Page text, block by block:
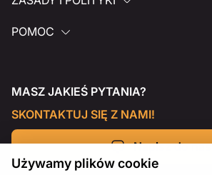
POMOC
MASZ JAKIEŚ PYTANIA?
SKONTAKTUJ SIĘ Z NAMI!
Napisz do nas
Używamy plików cookie